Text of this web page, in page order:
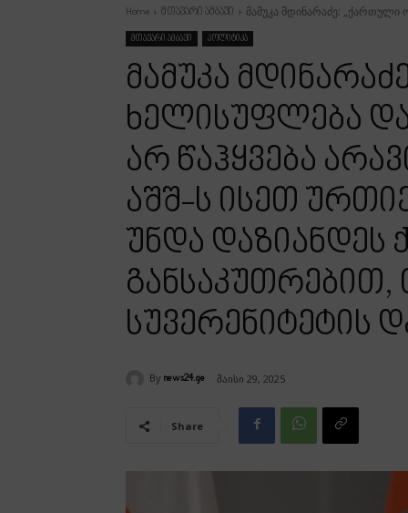
Home მთავარი ამბავი მამუკა მდინარაძე:
მთავარი ამბავი პოლიტიკა
მამუკა
ხელისუფლება
არ წაჰყვება
აშშ-ს ისეთ
უნდა
განსაკუთრებით,
სუვერენიტეტის
By news24.ge მაისი 29, 2025
Share